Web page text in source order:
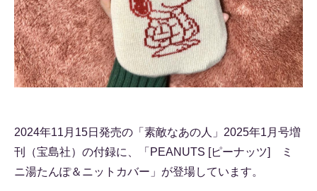
2024年11月15日発売の「素敵なあの人」2025年1月号増
刊（宝島社）の付録に、「PEANUTS [ピーナッツ] ミ
ニ湯たんぽ＆ニットカバー」が登場しています。